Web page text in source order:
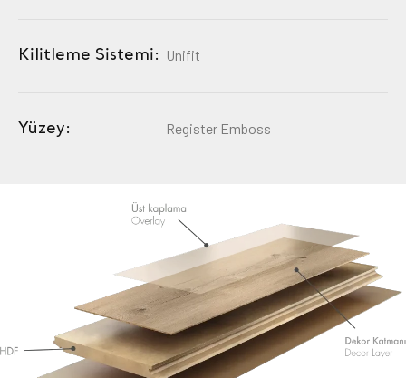
Kilitleme Sistemi: Unifit
Yüzey: Register Emboss